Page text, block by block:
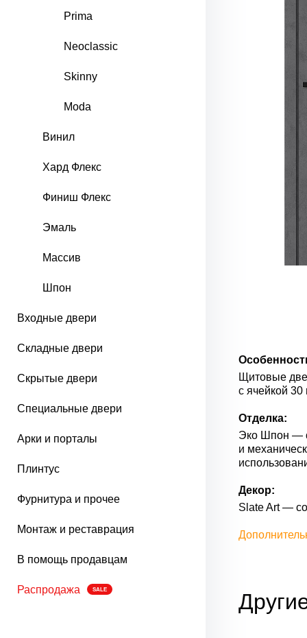
Prima
Neoclassic
Skinny
Moda
Винил
Хард Флекс
Финиш Флекс
Эмаль
Массив
Шпон
Входные двери
Складные двери
Скрытые двери
Специальные двери
Арки и порталы
Плинтус
Фурнитура и прочее
Монтаж и реставрация
В помощь продавцам
Распродажа SALE
Щитовые
с ячейкой
Отделка:
Эко Шпон —
и
Декор:
Slate Art —